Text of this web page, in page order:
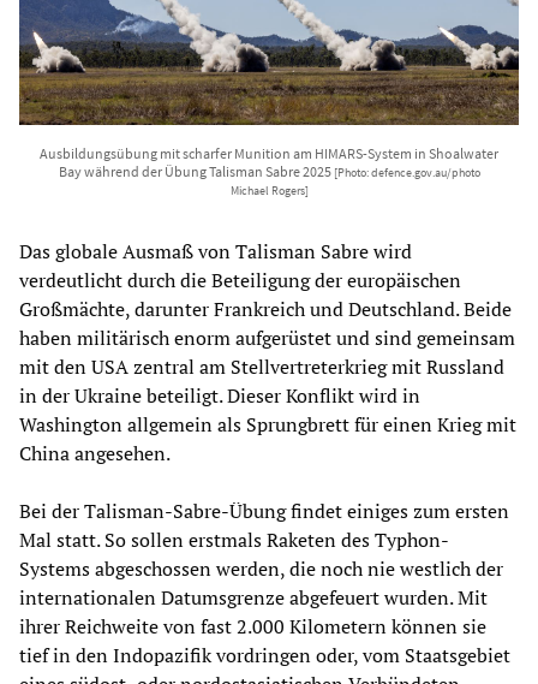
Ausbildungsübung mit scharfer Munition am HIMARS-System in Shoalwater
Bay während der Übung Talisman Sabre 2025 [Photo: defence.gov.au/photo
Michael Rogers]
Das globale Ausmaß von Talisman Sabre wird
verdeutlicht durch die Beteiligung der europäischen
Großmächte, darunter Frankreich und Deutschland. Beide
haben militärisch enorm aufgerüstet und sind gemeinsam
mit den USA zentral am Stellvertreterkrieg mit Russland
in der Ukraine beteiligt. Dieser Konflikt wird in
Washington allgemein als Sprungbrett für einen Krieg mit
China angesehen.
Bei der Talisman-Sabre-Übung findet einiges zum ersten
Mal statt. So sollen erstmals Raketen des Typhon-
Systems abgeschossen werden, die noch nie westlich der
internationalen Datumsgrenze abgefeuert wurden. Mit
ihrer Reichweite von fast 2.000 Kilometern können sie
tief in den Indopazifik vordringen oder, vom Staatsgebiet